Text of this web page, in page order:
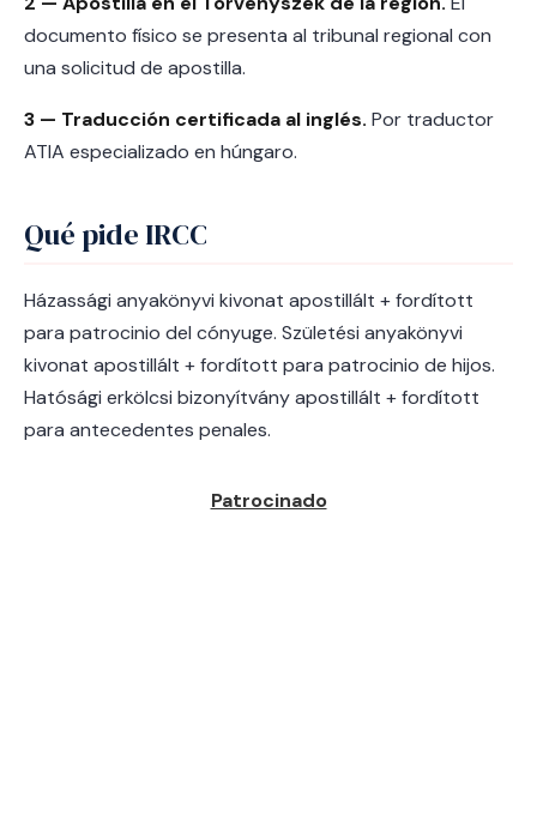
documento físico se presenta al tribunal regional con
una solicitud de apostilla.
3 — Traducción certificada al inglés. Por traductor
ATIA especializado en húngaro.
Qué pide IRCC
Házassági anyakönyvi kivonat apostillált + fordított
para patrocinio del cónyuge. Születési anyakönyvi
kivonat apostillált + fordított para patrocinio de hijos.
Hatósági erkölcsi bizonyítvány apostillált + fordított
para antecedentes penales.